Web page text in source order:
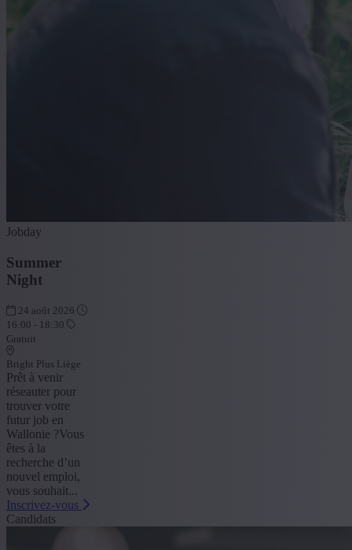
Jobday
Summer
Night
24 août 2026
16:00 - 18:30
Gratuit
Bright Plus Liège
Prêt à venir
réseauter pour
trouver votre
futur job en
Wallonie ?Vous
êtes à la
recherche d’un
nouvel emploi,
vous souhait...
Inscrivez-vous
Candidats